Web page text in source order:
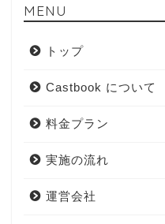
MENU
トップ
Castbook について
料金プラン
実施の流れ
運営会社